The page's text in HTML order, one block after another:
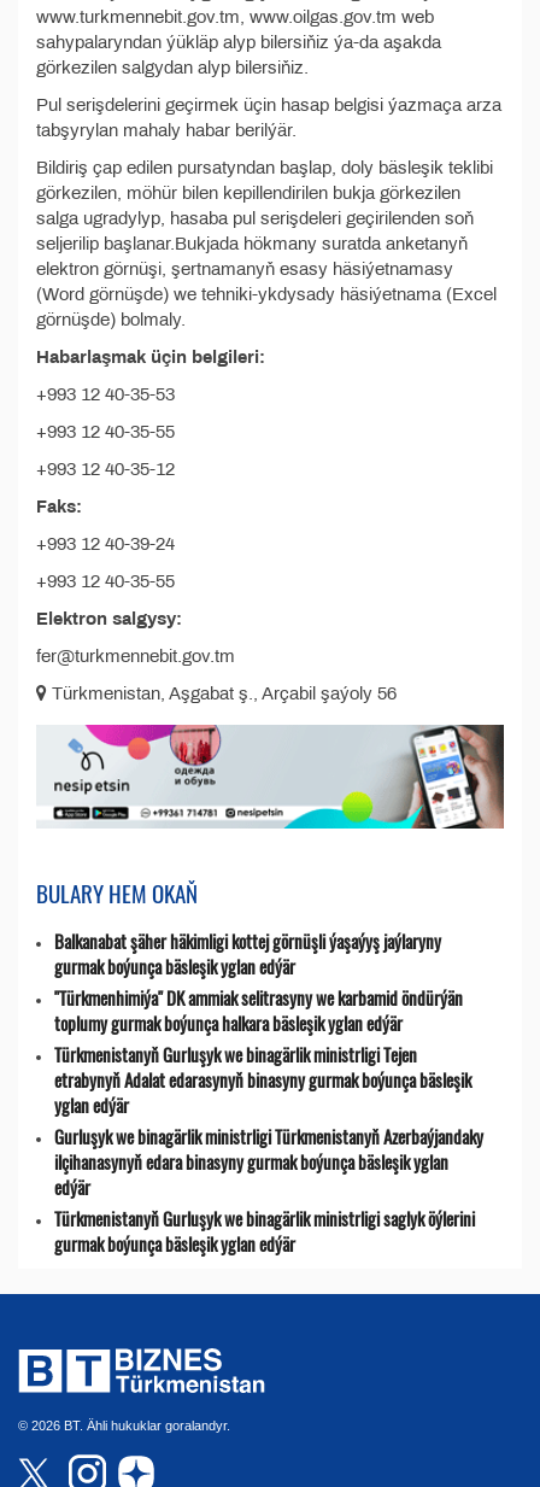
www.turkmennebit.gov.tm, www.oilgas.gov.tm web
sahypalaryndan ýükläp alyp bilersiňiz ýa-da aşakda
görkezilen salgydan alyp bilersiňiz.
Pul serişdelerini geçirmek üçin hasap belgisi ýazmaça arza
tabşyrylan mahaly habar berilýär.
Bildiriş çap edilen pursatyndan başlap, doly bäsleşik teklibi
görkezilen, möhür bilen kepillendirilen bukja görkezilen
salga ugradylyp, hasaba pul serişdeleri geçirilenden soň
seljerilip başlanar.Bukjada hökmany suratda anketanyň
elektron görnüşi, şertnamanyň esasy häsiýetnamasy
(Word görnüşde) we tehniki-ykdysady häsiýetnama (Excel
görnüşde) bolmaly.
Habarlaşmak üçin belgileri:
+993 12 40-35-53
+993 12 40-35-55
+993 12 40-35-12
Faks:
+993 12 40-39-24
+993 12 40-35-55
Elektron salgysy:
fer@turkmennebit.gov.tm
Türkmenistan, Aşgabat ş., Arçabil şaýoly 56
BULARY HEM OKAŇ
Balkanabat şäher häkimligi kottej görnüşli ýaşaýyş jaýlaryny
gurmak boýunça bäsleşik yglan edýär
"Türkmenhimiýa" DK ammiak selitrasyny we karbamid öndürýän
toplumy gurmak boýunça halkara bäsleşik yglan edýär
Türkmenistanyň Gurluşyk we binagärlik ministrligi Tejen
etrabynyň Adalat edarasynyň binasyny gurmak boýunça bäsleşik
yglan edýär
Gurluşyk we binagärlik ministrligi Türkmenistanyň Azerbaýjandaky
ilçihanasynyň edara binasyny gurmak boýunça bäsleşik yglan
edýär
Türkmenistanyň Gurluşyk we binagärlik ministrligi saglyk öýlerini
gurmak boýunça bäsleşik yglan edýär
© 2026 BT. Ähli hukuklar goralandyr.